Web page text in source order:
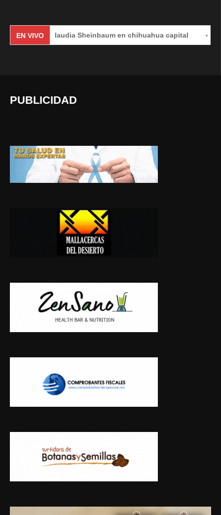
EN VIVO
Claudia Sheinbaum en chihuahua capital
PUBLICIDAD